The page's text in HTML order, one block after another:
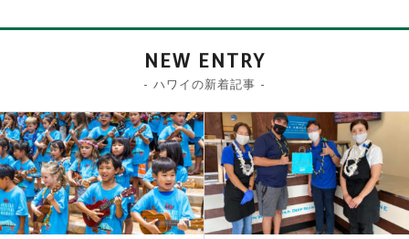
NEW ENTRY
- ハワイの新着記事 -